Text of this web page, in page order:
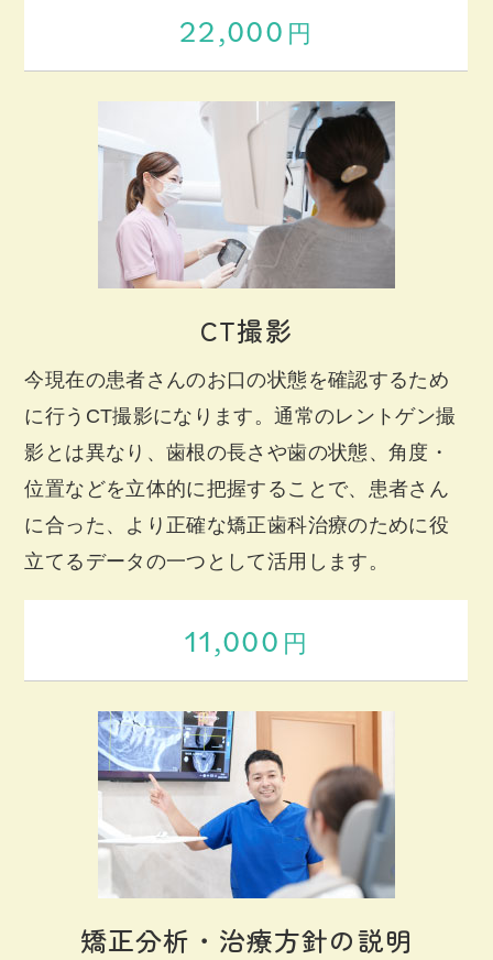
22,000 円
CT撮影
今現在の患者さんのお口の状態を確認するため
に行うCT撮影になります。通常のレントゲン撮
影とは異なり、歯根の長さや歯の状態、角度・
位置などを立体的に把握することで、患者さん
に合った、より正確な矯正歯科治療のために役
立てるデータの一つとして活用します。
11,000 円
矯正分析・治療方針の説明